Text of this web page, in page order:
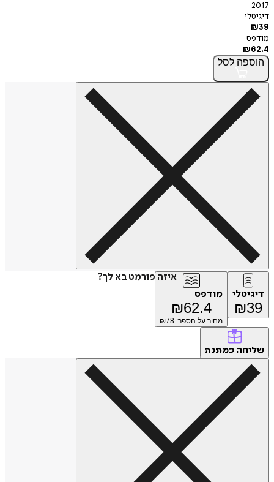
2017
דיגיטלי
₪39
מודפס
₪62.4
הוספה לסל
איזה פורמט בא לך?
דיגיטלי
₪39
מודפס
₪62.4
מחיר על הספר: ₪ 78
שליחה כמתנה